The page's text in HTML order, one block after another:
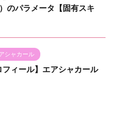
のパラメータ【固有スキ
シャカール
フィール】エアシャカール